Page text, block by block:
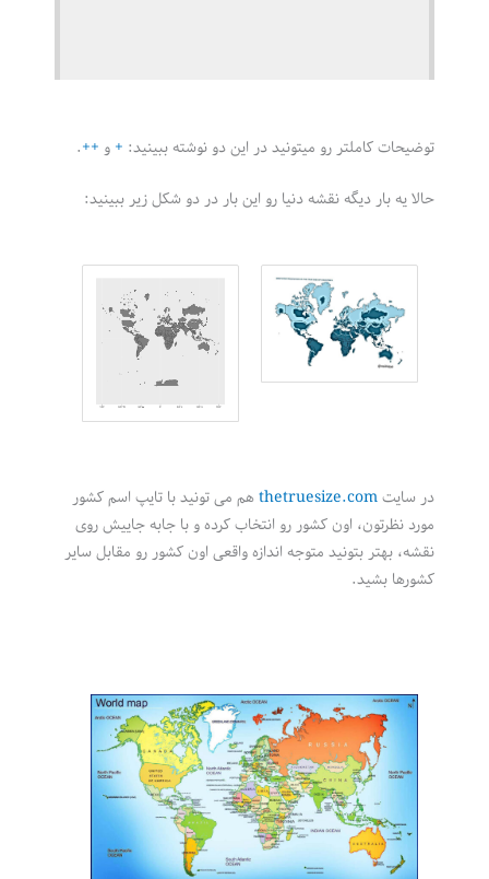
توضیحات کاملتر رو میتونید در این دو نوشته ببینید: + و ++
.
حالا یه بار دیگه نقشه دنیا رو این بار در دو شکل زیر ببینید:
در سایتthetruesize.com هم می تونید با تایپ اسم کشور
مورد نظرتون، اون کشور رو انتخاب کرده و با جابه جاییش روی
نقشه، بهتر بتونید متوجه اندازه واقعی اون کشور رو مقابل سایر
کشورها بشید.